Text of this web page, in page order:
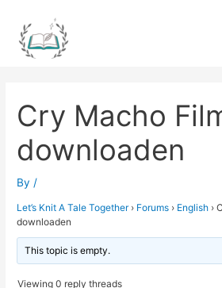
content
Cry Macho
downloaden
By /
Let’s Knit A Tale Together › Forums › English ›
downloaden
This topic is empty.
Viewing 0 reply threads